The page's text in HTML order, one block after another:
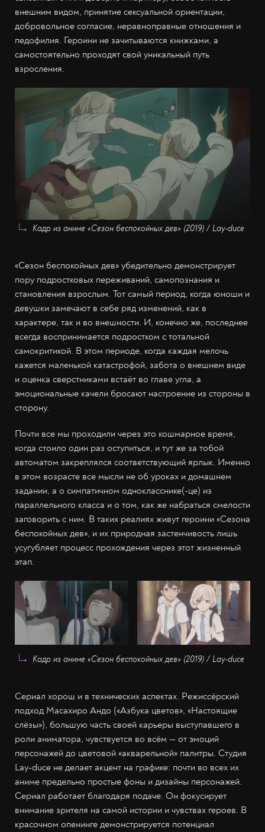
внешним видом, принятие сексуальной ориентации,
добровольное согласие, неравноправные отношения и
педофилия. Героини не зачитываются книжками, а
самостоятельно проходят свой уникальный путь
взросления.
Кадр из аниме «Сезон беспокойных дев» (2019) / Lay-duce
«Сезон беспокойных дев» убедительно демонстрирует
пору подростковых переживаний, самопознания и
становления взрослым. Тот самый период, когда юноши и
девушки замечают в себе ряд изменений, как в
характере, так и во внешности. И, конечно же, последнее
всегда воспринимается подростком с тотальной
самокритикой. В этом периоде, когда каждая мелочь
кажется маленькой катастрофой, забота о внешнем виде
и оценка сверстниками встаёт во главе угла, а
эмоциональные качели бросают настроение из стороны в
сторону.
Почти все мы проходили через это кошмарное время,
когда стоило один раз оступиться, и тут же за тобой
автоматом закреплялся соответствующий ярлык. Именно
в этом возрасте все мысли не об уроках и домашнем
задании, а о симпатичном однокласснике(-це) из
параллельного класса и о том, как же набраться смелости
заговорить с ним. В таких реалиях живут героини «Сезона
беспокойных дев», и их природная застенчивость лишь
усугубляет процесс прохождения через этот жизненный
этап.
Кадр из аниме «Сезон беспокойных дев» (2019) / Lay-duce
Сериал хорош и в технических аспектах. Режиссёрский
подход Масахиро Андо («Азбука цветов», «Настоящие
слёзы»), большую часть своей карьеры выступавшего в
роли аниматора, чувствуется во всём — от эмоций
персонажей до цветовой «акварельной» палитры. Студия
Lay-duce не делает акцент на графике: почти во всех их
аниме предельно простые фоны и дизайны персонажей.
Сериал работает благодаря подаче. Он фокусирует
внимание зрителя на самой истории и чувствах героев. В
красочном опенинге демонстрируется потенциал